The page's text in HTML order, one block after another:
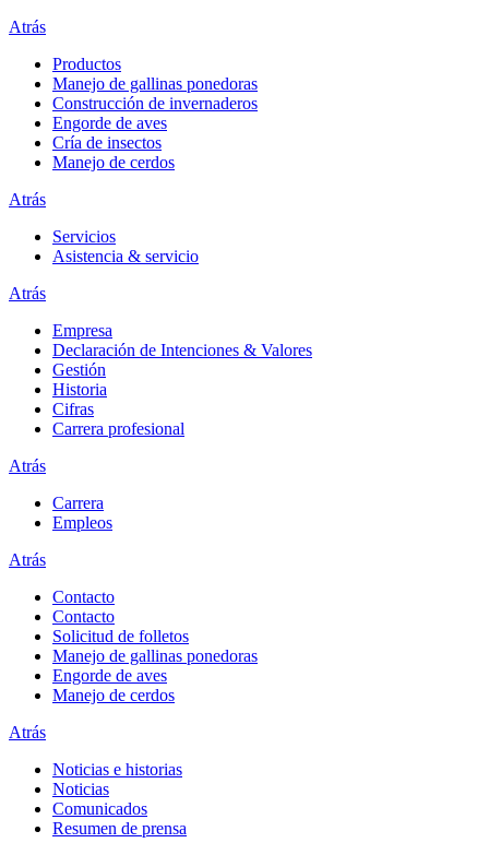
Atrás
Productos
Manejo de gallinas ponedoras
Construcción de invernaderos
Engorde de aves
Cría de insectos
Manejo de cerdos
Atrás
Servicios
Asistencia & servicio
Atrás
Empresa
Declaración de Intenciones & Valores
Gestión
Historia
Cifras
Carrera profesional
Atrás
Carrera
Empleos
Atrás
Contacto
Contacto
Solicitud de folletos
Manejo de gallinas ponedoras
Engorde de aves
Manejo de cerdos
Atrás
Noticias e historias
Noticias
Comunicados
Resumen de prensa